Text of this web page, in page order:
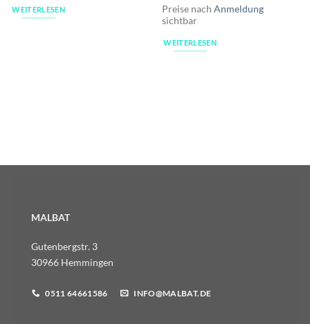
WEITERLESEN
Preise nach Anmeldung
sichtbar
WEITERLESEN
MALBAT
Gutenbergstr. 3
30966 Hemmingen
0511 64661586 INFO@MALBAT.DE